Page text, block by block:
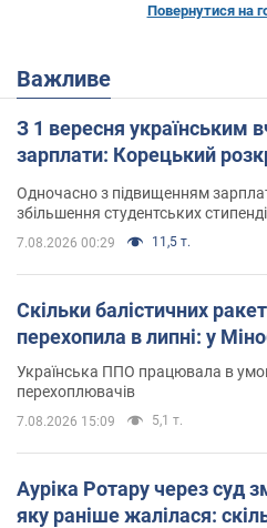
Повернутися на
Важливе
З 1 вересня українським
зарплати: Корецький
Одночасно з підвищенням
збільшення студентських
7.08.2026 00:29 11,5 т.
Скільки балістичних
перехопила в липні: у
Українська ППО працювала в
перехоплювачів
7.08.2026 15:09 5,1 т.
Ауріка Ротару через суд
яку раніше жалілася: